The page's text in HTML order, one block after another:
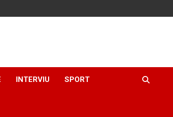
INTERVIU SPORT